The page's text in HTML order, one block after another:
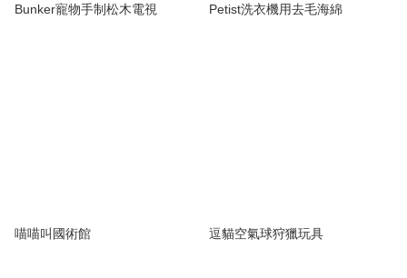
Bunker寵物手制松木電視 Petist洗衣機用去毛海綿
喵喵叫國術館 逗貓空氣球狩獵玩具